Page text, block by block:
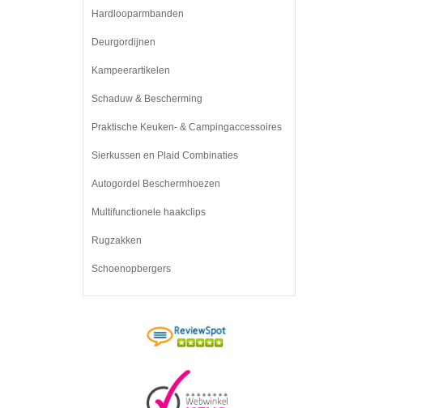
Hardlooparmbanden
Deurgordijnen
Kampeerartikelen
Schaduw & Bescherming
Praktische Keuken- & Campingaccessoires
Sierkussen en Plaid Combinaties
Autogordel Beschermhoezen
Multifunctionele haakclips
Rugzakken
Schoenopbergers